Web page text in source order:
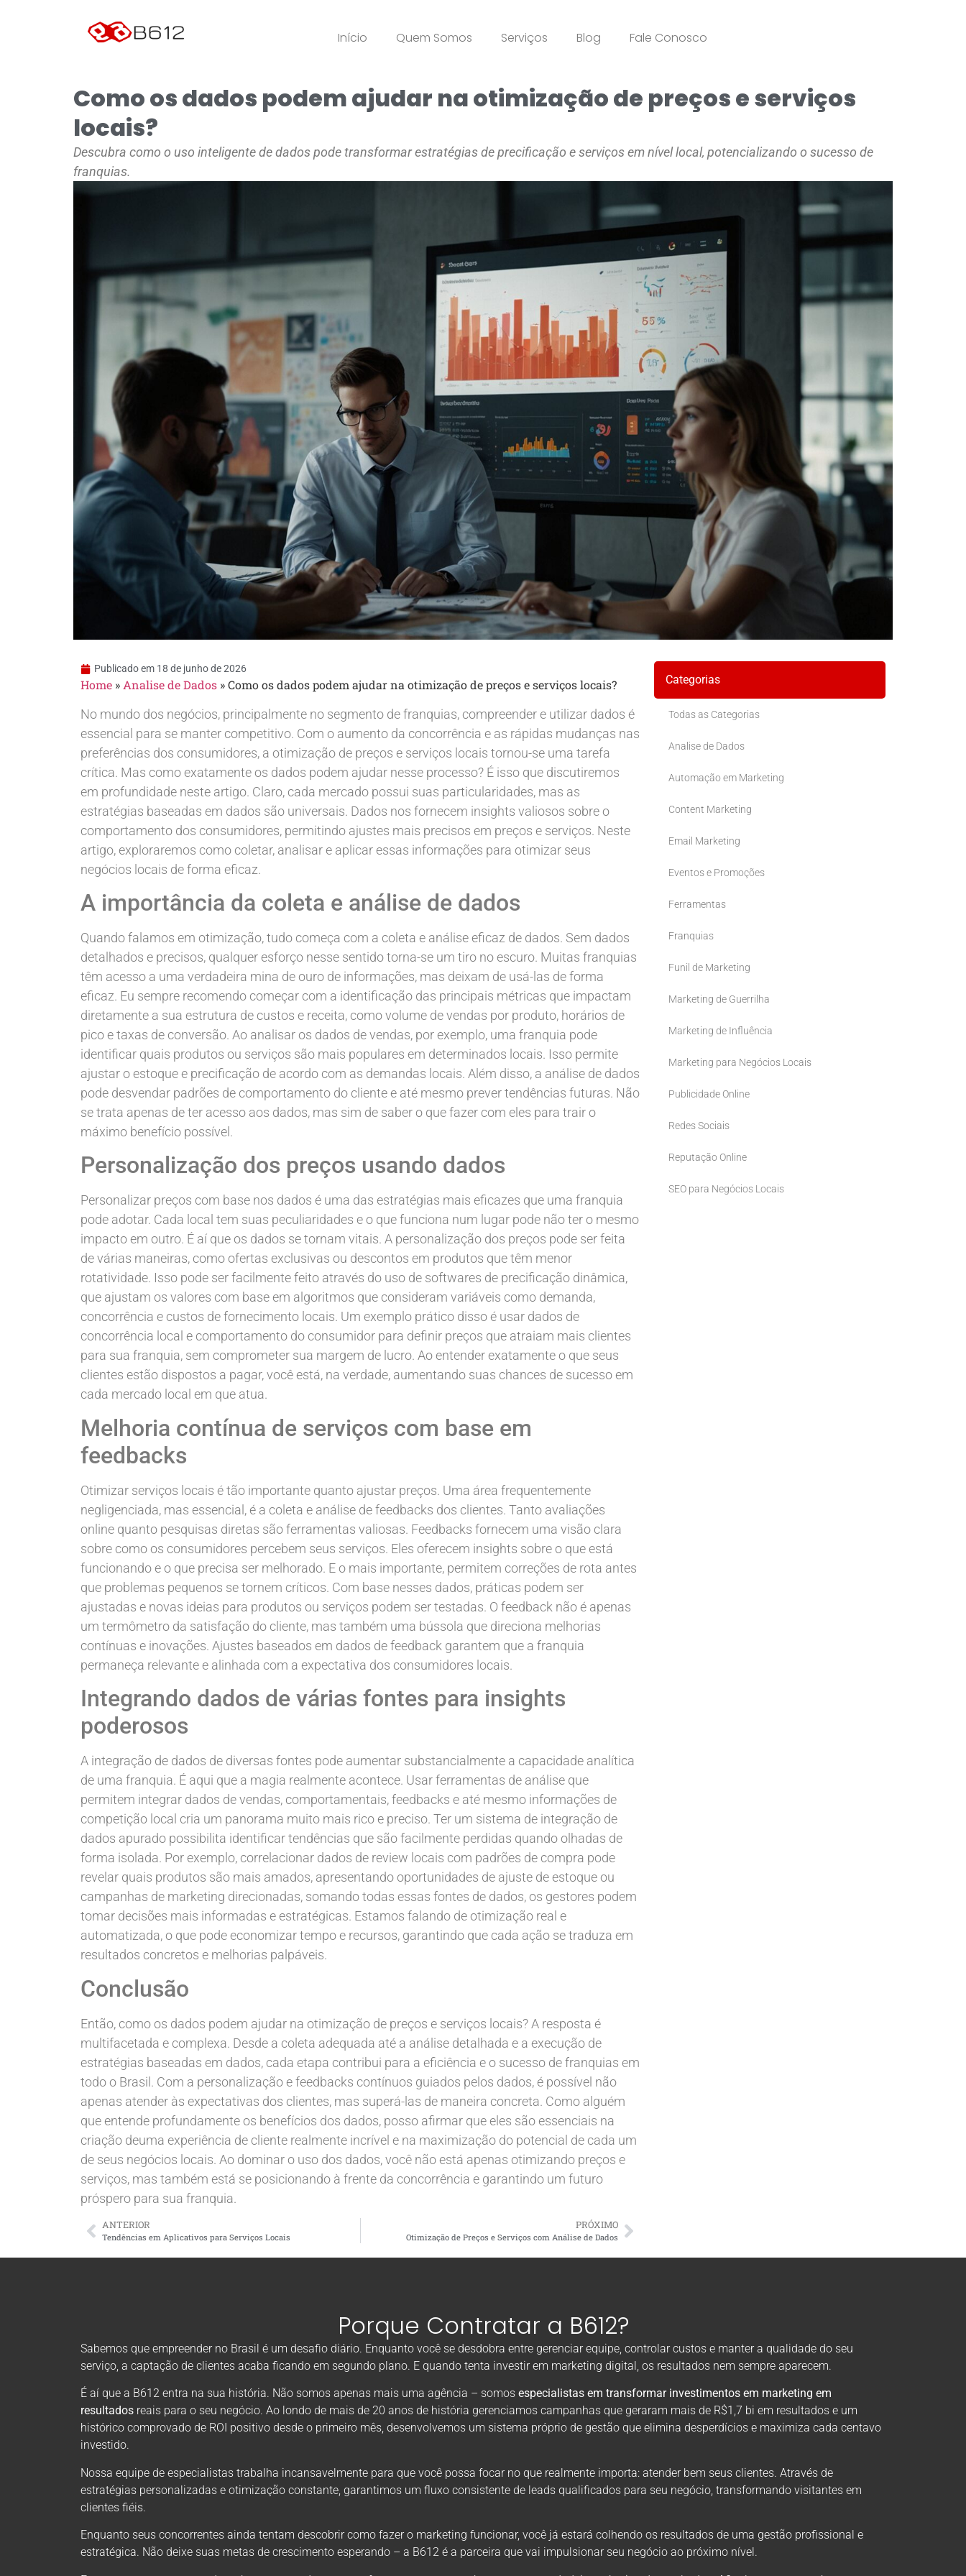
Início Quem Somos Serviços Blog Fale Conosco
Como os dados podem ajudar na otimização de preços e serviços
locais?
Descubra como o uso inteligente de dados pode transformar estratégias de precificação e serviços em nível local, potencializando o sucesso de
franquias.
Publicado em 18 de junho de 2026
Home »Analise de Dados »Como os dados podem ajudar na otimização de preços e serviços locais?
No mundo dos negócios, principalmente no segmento de franquias, compreender e utilizar dados é
essencial para se manter competitivo. Com o aumento da concorrência e as rápidas mudanças nas
preferências dos consumidores, a otimização de preços e serviços locais tornou-se uma tarefa
crítica. Mas como exatamente os dados podem ajudar nesse processo? É isso que discutiremos
em profundidade neste artigo. Claro, cada mercado possui suas particularidades, mas as
estratégias baseadas em dados são universais. Dados nos fornecem insights valiosos sobre o
comportamento dos consumidores, permitindo ajustes mais precisos em preços e serviços. Neste
artigo, exploraremos como coletar, analisar e aplicar essas informações para otimizar seus
negócios locais de forma eficaz.
A importância da coleta e análise de dados
Quando falamos em otimização, tudo começa com a coleta e análise eficaz de dados. Sem dados
detalhados e precisos, qualquer esforço nesse sentido torna-se um tiro no escuro. Muitas franquias
têm acesso a uma verdadeira mina de ouro de informações, mas deixam de usá-las de forma
eficaz. Eu sempre recomendo começar com a identificação das principais métricas que impactam
diretamente a sua estrutura de custos e receita, como volume de vendas por produto, horários de
pico e taxas de conversão. Ao analisar os dados de vendas, por exemplo, uma franquia pode
identificar quais produtos ou serviços são mais populares em determinados locais. Isso permite
ajustar o estoque e precificação de acordo com as demandas locais. Além disso, a análise de dados
pode desvendar padrões de comportamento do cliente e até mesmo prever tendências futuras. Não
se trata apenas de ter acesso aos dados, mas sim de saber o que fazer com eles para trair o
máximo benefício possível.
Personalização dos preços usando dados
Personalizar preços com base nos dados é uma das estratégias mais eficazes que uma franquia
pode adotar. Cada local tem suas peculiaridades e o que funciona num lugar pode não ter o mesmo
impacto em outro. É aí que os dados se tornam vitais. A personalização dos preços pode ser feita
de várias maneiras, como ofertas exclusivas ou descontos em produtos que têm menor
rotatividade. Isso pode ser facilmente feito através do uso de softwares de precificação dinâmica,
que ajustam os valores com base em algoritmos que consideram variáveis como demanda,
concorrência e custos de fornecimento locais. Um exemplo prático disso é usar dados de
concorrência local e comportamento do consumidor para definir preços que atraiam mais clientes
para sua franquia, sem comprometer sua margem de lucro. Ao entender exatamente o que seus
clientes estão dispostos a pagar, você está, na verdade, aumentando suas chances de sucesso em
cada mercado local em que atua.
Melhoria contínua de serviços com base em
feedbacks
Otimizar serviços locais é tão importante quanto ajustar preços. Uma área frequentemente
negligenciada, mas essencial, é a coleta e análise de feedbacks dos clientes. Tanto avaliações
online quanto pesquisas diretas são ferramentas valiosas. Feedbacks fornecem uma visão clara
sobre como os consumidores percebem seus serviços. Eles oferecem insights sobre o que está
funcionando e o que precisa ser melhorado. E o mais importante, permitem correções de rota antes
que problemas pequenos se tornem críticos. Com base nesses dados, práticas podem ser
ajustadas e novas ideias para produtos ou serviços podem ser testadas. O feedback não é apenas
um termômetro da satisfação do cliente, mas também uma bússola que direciona melhorias
contínuas e inovações. Ajustes baseados em dados de feedback garantem que a franquia
permaneça relevante e alinhada com a expectativa dos consumidores locais.
Integrando dados de várias fontes para insights
poderosos
A integração de dados de diversas fontes pode aumentar substancialmente a capacidade analítica
de uma franquia. É aqui que a magia realmente acontece. Usar ferramentas de análise que
permitem integrar dados de vendas, comportamentais, feedbacks e até mesmo informações de
competição local cria um panorama muito mais rico e preciso. Ter um sistema de integração de
dados apurado possibilita identificar tendências que são facilmente perdidas quando olhadas de
forma isolada. Por exemplo, correlacionar dados de review locais com padrões de compra pode
revelar quais produtos são mais amados, apresentando oportunidades de ajuste de estoque ou
campanhas de marketing direcionadas, somando todas essas fontes de dados, os gestores podem
tomar decisões mais informadas e estratégicas. Estamos falando de otimização real e
automatizada, o que pode economizar tempo e recursos, garantindo que cada ação se traduza em
resultados concretos e melhorias palpáveis.
Conclusão
Então, como os dados podem ajudar na otimização de preços e serviços locais? A resposta é
multifacetada e complexa. Desde a coleta adequada até a análise detalhada e a execução de
estratégias baseadas em dados, cada etapa contribui para a eficiência e o sucesso de franquias em
todo o Brasil. Com a personalização e feedbacks contínuos guiados pelos dados, é possível não
apenas atender às expectativas dos clientes, mas superá-las de maneira concreta. Como alguém
que entende profundamente os benefícios dos dados, posso afirmar que eles são essenciais na
criação deuma experiência de cliente realmente incrível e na maximização do potencial de cada um
de seus negócios locais. Ao dominar o uso dos dados, você não está apenas otimizando preços e
serviços, mas também está se posicionando à frente da concorrência e garantindo um futuro
próspero para sua franquia.
ANTERIOR
Tendências em Aplicativos para Serviços Locais
PRÓXIMO
Otimização de Preços e Serviços com Análise de Dados
Categorias
Todas as Categorias
Analise de Dados
Automação em Marketing
Content Marketing
Email Marketing
Eventos e Promoções
Ferramentas
Franquias
Funil de Marketing
Marketing de Guerrilha
Marketing de Influência
Marketing para Negócios Locais
Publicidade Online
Redes Sociais
Reputação Online
SEO para Negócios Locais
Porque Contratar a B612?
Sabemos que empreender no Brasil é um desafio diário. Enquanto você se desdobra entre gerenciar equipe, controlar custos e manter a qualidade do seu
serviço, a captação de clientes acaba ficando em segundo plano. E quando tenta investir em marketing digital, os resultados nem sempre aparecem.
É aí que a B612 entra na sua história. Não somos apenas mais uma agência – somos especialistas em transformar investimentos em marketing em
resultados reais para o seu negócio. Ao londo de mais de 20 anos de história gerenciamos campanhas que geraram mais de R$1,7 bi em resultados e um
histórico comprovado de ROI positivo desde o primeiro mês, desenvolvemos um sistema próprio de gestão que elimina desperdícios e maximiza cada centavo
investido.
Nossa equipe de especialistas trabalha incansavelmente para que você possa focar no que realmente importa: atender bem seus clientes. Através de
estratégias personalizadas e otimização constante, garantimos um fluxo consistente de leads qualificados para seu negócio, transformando visitantes em
clientes fiéis.
Enquanto seus concorrentes ainda tentam descobrir como fazer o marketing funcionar, você já estará colhendo os resultados de uma gestão profissional e
estratégica. Não deixe suas metas de crescimento esperando – a B612 é a parceira que vai impulsionar seu negócio ao próximo nível.